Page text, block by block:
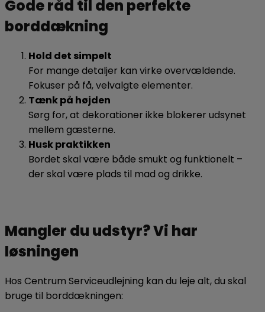
Gode råd til den perfekte
borddækning
Hold det simpelt
For mange detaljer kan virke overvældende.
Fokuser på få, velvalgte elementer.
Tænk på højden
Sørg for, at dekorationer ikke blokerer udsynet
mellem gæsterne.
Husk praktikken
Bordet skal være både smukt og funktionelt –
der skal være plads til mad og drikke.
Mangler du udstyr? Vi har
løsningen
Hos Centrum Serviceudlejning kan du leje alt, du skal
bruge til borddækningen: